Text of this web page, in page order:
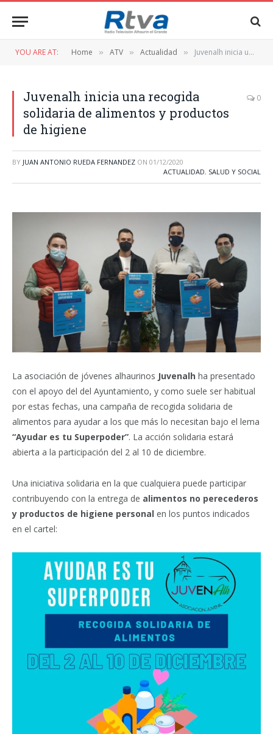
YOU ARE AT: Home » ATV » Actualidad » Juvenalh inicia una recogida solidaria de alimentos y productos de higiene
Juvenalh inicia una recogida
solidaria de alimentos y productos
de higiene
0
BY JUAN ANTONIO RUEDA FERNANDEZ ON 01/12/2020
ACTUALIDAD, SALUD Y SOCIAL
La asociación de jóvenes alhaurinos Juvenalh ha presentado
con el apoyo del del Ayuntamiento, y como suele ser habitual
por estas fechas, una campaña de recogida solidaria de
alimentos para ayudar a los que más lo necesitan bajo el lema
“Ayudar es tu Superpoder”. La acción solidaria estará
abierta a la participación del 2 al 10 de diciembre.
Una iniciativa solidaria en la que cualquiera puede participar
contribuyendo con la entrega de alimentos no perecederos
y productos de higiene personal en los puntos indicados
en el cartel: